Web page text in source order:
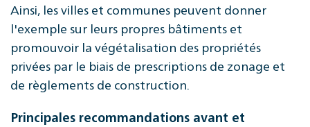
Ainsi, les villes et communes peuvent donner
l'exemple sur leurs propres bâtiments et
promouvoir la végétalisation des propriétés
privées par le biais de prescriptions de zonage et
de règlements de construction.
Principales recommandations avant et